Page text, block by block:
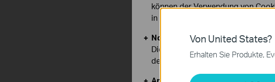
Agile
Von United States?
Erhalten Sie Produkte,
können der Verwendung von
in unseren
Notwendige Cookies
Diese Cookies sind zur Funktion
deaktiviert werden.